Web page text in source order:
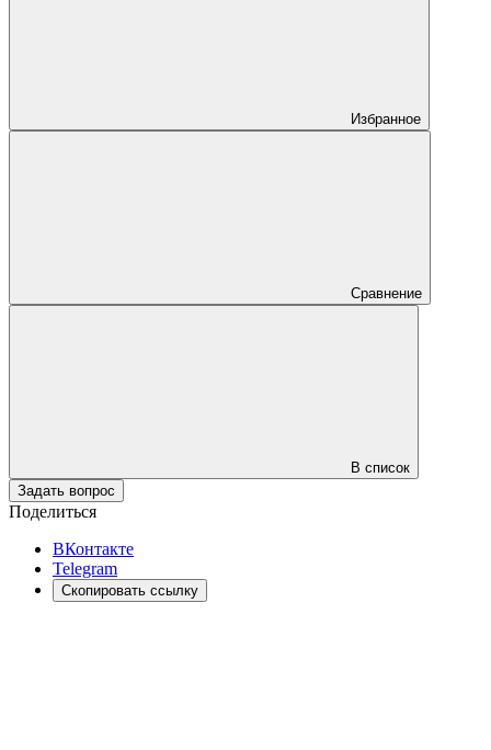
Избранное
Сравнение
В список
Задать вопрос
Поделиться
ВКонтакте
Telegram
Скопировать ссылку